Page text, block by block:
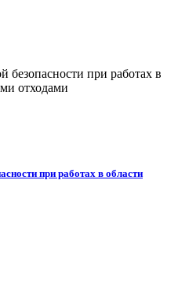
при работах в области